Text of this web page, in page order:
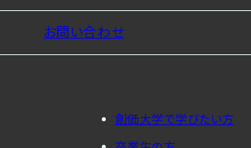
お問い合わせ
創価大学で学びたい方